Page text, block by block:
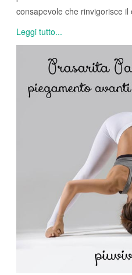
consapevole che rinvigorisce il
Leggi tutto...